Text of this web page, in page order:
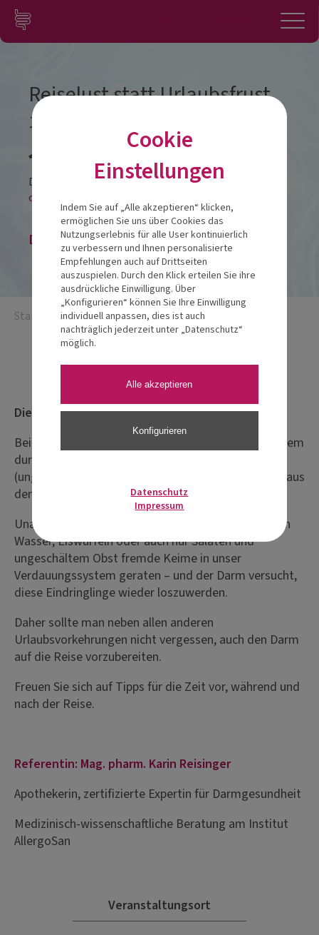
Zum Inhalt springen
Konto
Reiselust statt Urlaubsfrust
10.06.2026
Diese Veranstaltung findet als
online-LIVESTREAM statt.
Die Veranstaltung ist beendet.
Startseite/Reiselust statt Urlaubsfrust
Eventdetails
Die "Lebensmittelpolizei" für Ihren Darm!
Bei Auslandsaufenthalten kann das Verdauungssystem
durch äußere Einwirkungen unterschiedlichster Art
(ungewohntes Essen, veränderter Tagesrhythmus) aus
dem Gleichgewicht geraten.
Unangenehmer wird es, wenn durch den Genuss von
Wasser, Eiswürfeln oder auch nur Salaten und
ungeschältem Obst fremde Keime in unser
Verdauungssystem geraten – und der Darm versucht,
diese Eindringlinge wieder loszuwerden.
Daher sollte man neben allen anderen
Urlaubsvorkehrungen nicht vergessen, auch den Darm
auf die Reise vorzubereiten.
Freuen Sie sich auf Tipps für die Zeit vor, während und
nach der Reise.
Referentin: Mag. pharm. Karin Reisinger
Apothekerin, zertifizierte Expertin für Darmgesundheit
Medizinisch-wissenschaftliche Beratung am Institut
AllergoSan
Veranstaltungsort
Cookie
Einstellungen
Indem Sie auf „Alle akzeptieren“ klicken,
ermöglichen Sie uns über Cookies das
Nutzungserlebnis für alle User kontinuierlich
zu verbessern und Ihnen personalisierte
Empfehlungen auch auf Drittseiten
auszuspielen. Durch den Klick erteilen Sie ihre
ausdrückliche Einwilligung. Über
„Konfigurieren“ können Sie Ihre Einwilligung
individuell anpassen, dies ist auch
nachträglich jederzeit unter „Datenschutz“
möglich.
Alle akzeptieren
Konfigurieren
Datenschutz
Impressum